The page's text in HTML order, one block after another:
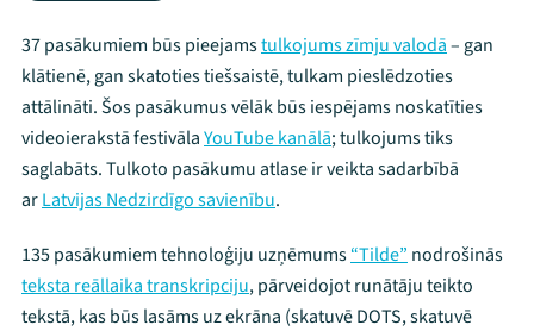
37 pasākumiem būs pieejamstulkojums zīmju valodā– gan
klātienē, gan skatoties tiešsaistē, tulkam pieslēdzoties
attālināti. Šos pasākumus vēlāk būs iespējams noskatīties
videoierakstā festivālaYouTube kanālā; tulkojums tiks
saglabāts. Tulkoto pasākumu atlase ir veikta sadarbībā
arLatvijas Nedzirdīgo savienību.
135 pasākumiem tehnoloģiju uzņēmums“Tilde” nodrošinās
teksta reāllaika transkripciju, pārveidojot runātāju teikto
tekstā, kas būs lasāms uz ekrāna (skatuvē DOTS, skatuvē